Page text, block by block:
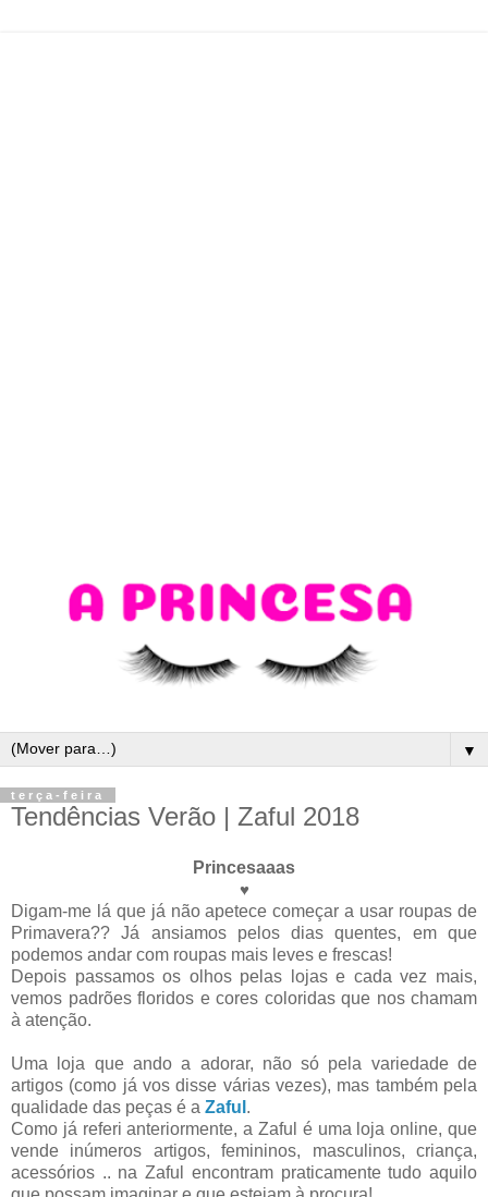
▼
terça-feira
Tendências Verão | Zaful 2018
Princesaaas
♥
Digam-me lá que já não apetece começar a usar roupas de
Primavera?? Já ansiamos pelos dias quentes, em que
podemos andar com roupas mais leves e frescas!
Depois passamos os olhos pelas lojas e cada vez mais,
vemos padrões floridos e cores coloridas que nos chamam
à atenção.
Uma loja que ando a adorar, não só pela variedade de
artigos (como já vos disse várias vezes), mas também pela
qualidade das peças é a Zaful .
Como já referi anteriormente, a Zaful é uma loja online, que
vende inúmeros artigos, femininos, masculinos, criança,
acessórios .. na Zaful encontram praticamente tudo aquilo